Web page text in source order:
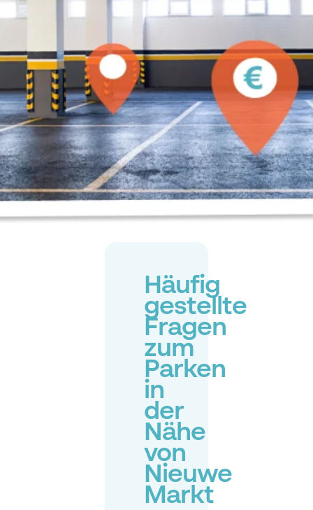
Häufig
gestellte
Fragen
zum
Parken
in
der
Nähe
von
Nieuwe
Markt